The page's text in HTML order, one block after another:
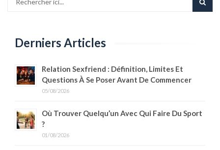
Derniers Articles
Relation Sexfriend : Définition, Limites Et
Questions À Se Poser Avant De Commencer
05/08/2026
Où Trouver Quelqu’un Avec Qui Faire Du Sport
?
01/08/2026